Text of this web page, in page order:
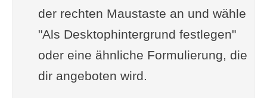
der rechten Maustaste an und wähle
"Als Desktophintergrund festlegen"
oder eine ähnliche Formulierung, die
dir angeboten wird.